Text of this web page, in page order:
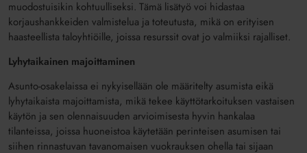
muodostuisikin kohtuulliseksi. Tämä lisätyö voi hidastaa
korjaushankkeiden valmistelua ja toteutusta, mikä on erityisen
haasteellista taloyhtiöille, joissa resurssit ovat jo valmiiksi rajalliset.
Lyhytaikainen majoittaminen
Asunto-osakelaissa ei nykyisellään ole määritelty asumista eikä
lyhytaikaista majoittamista, mikä tekee käyttötarkoituksen vastaisen
käytön ja sen olennaisuuden arvioimisesta hyvin hankalaa
tilanteissa, joissa huoneistoa käytetään perinteisen asumisen tai
siihen rinnastuvan tavanomaisen vuokrauksen ohella tai sijaan